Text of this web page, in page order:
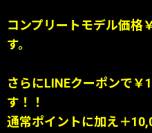
コンプリートモデル価格
す。
さらにLINEクーポンで￥
す！！
通常ポイントに加え＋